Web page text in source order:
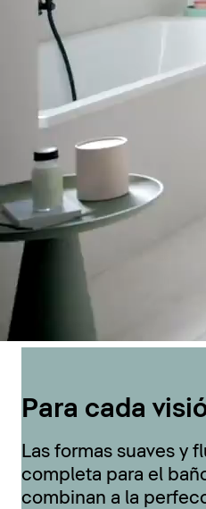
Para cada
Las formas suaves y
completa para el
combinan a la